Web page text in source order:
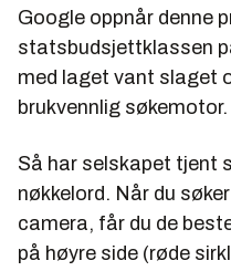
Google oppnår denne
statsbudsjettklassen
med laget vant slaget
brukvennlig søkemotor.
Så har selskapet tjent
nøkkelord. Når du
camera, får du de
på høyre side (røde